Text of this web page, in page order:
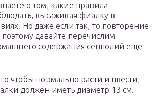
о том, какие правила
высаживая фиалку в
Но даже если так, то повторение
давайте перечислим
содержания сенполий еще
чтобы нормально расти и цвести,
должен иметь диаметр 13 см.